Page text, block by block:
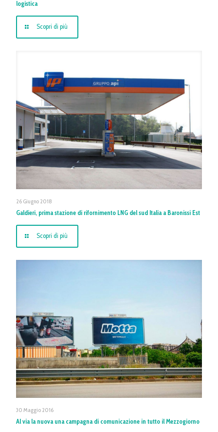
logistica
Scopri di più
26 Giugno 2018
Galdieri, prima stazione di rifornimento LNG del sud Italia a Baronissi Est
Scopri di più
30 Maggio 2016
Al via la nuova una campagna di comunicazione in tutto il Mezzogiorno